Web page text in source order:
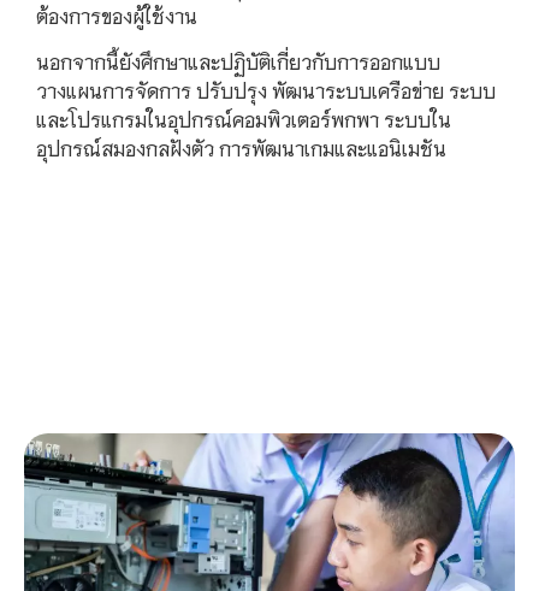
ต้องการของผู้ใช้งาน
นอกจากนี้ยังศึกษาและปฏิบัติเกี่ยวกับการออกแบบ
วางแผนการจัดการ ปรับปรุง พัฒนาระบบเครือข่าย ระบบ
และโปรแกรมในอุปกรณ์คอมพิวเตอร์พกพา ระบบใน
อุปกรณ์สมองกลฝังตัว การพัฒนาเกมและแอนิเมชัน